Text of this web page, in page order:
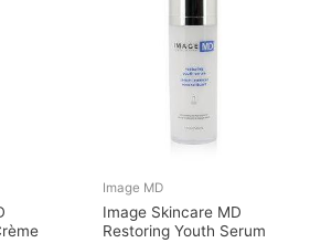
Image MD
Image Skincare MD
Restoring Youth Serum